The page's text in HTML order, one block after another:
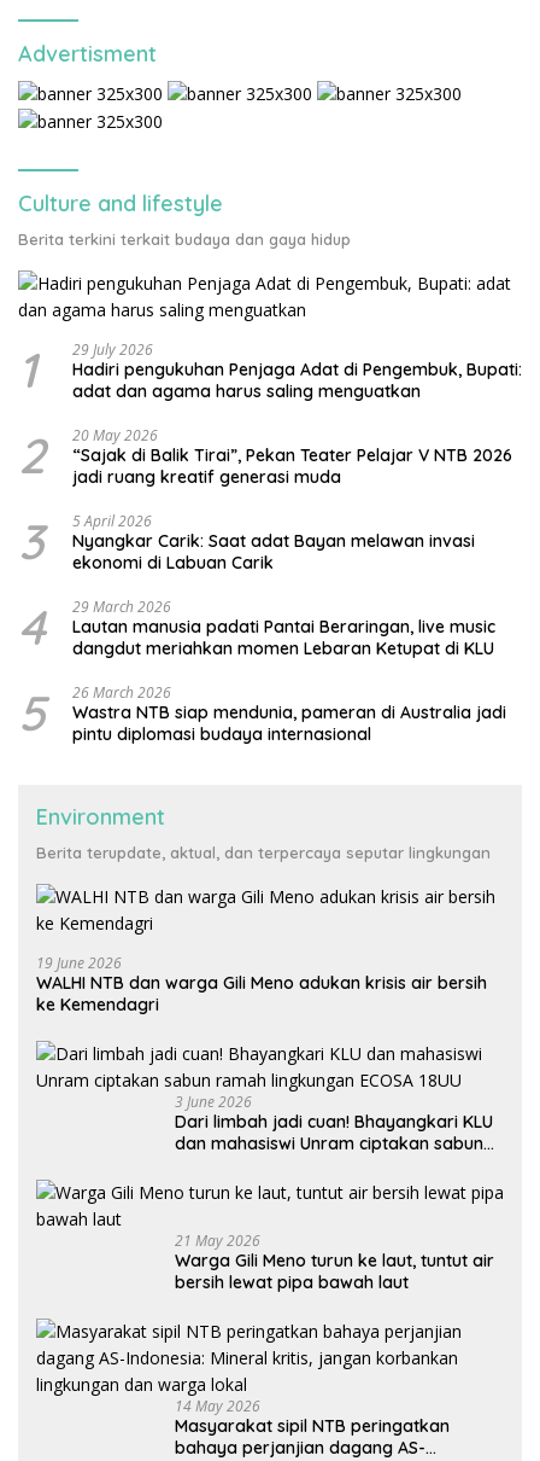
Advertisment
Culture and lifestyle
Berita terkini terkait budaya dan gaya hidup
1 29 July 2026
Hadiri pengukuhan Penjaga Adat di Pengembuk, Bupati:
adat dan agama harus saling menguatkan
2 20 May 2026
“Sajak di Balik Tirai”, Pekan Teater Pelajar V NTB 2026
jadi ruang kreatif generasi muda
3 5 April 2026
Nyangkar Carik: Saat adat Bayan melawan invasi
ekonomi di Labuan Carik
4 29 March 2026
Lautan manusia padati Pantai Beraringan, live music
dangdut meriahkan momen Lebaran Ketupat di KLU
5 26 March 2026
Wastra NTB siap mendunia, pameran di Australia jadi
pintu diplomasi budaya internasional
Environment
Berita terupdate, aktual, dan terpercaya seputar lingkungan
19 June 2026
WALHI NTB dan warga Gili Meno adukan krisis air bersih
ke Kemendagri
3 June 2026
Dari limbah jadi cuan! Bhayangkari KLU
dan mahasiswi Unram ciptakan sabun
21 May 2026
Warga Gili Meno turun ke laut, tuntut air
bersih lewat pipa bawah laut
14 May 2026
Masyarakat sipil NTB peringatkan
bahaya perjanjian dagang AS-